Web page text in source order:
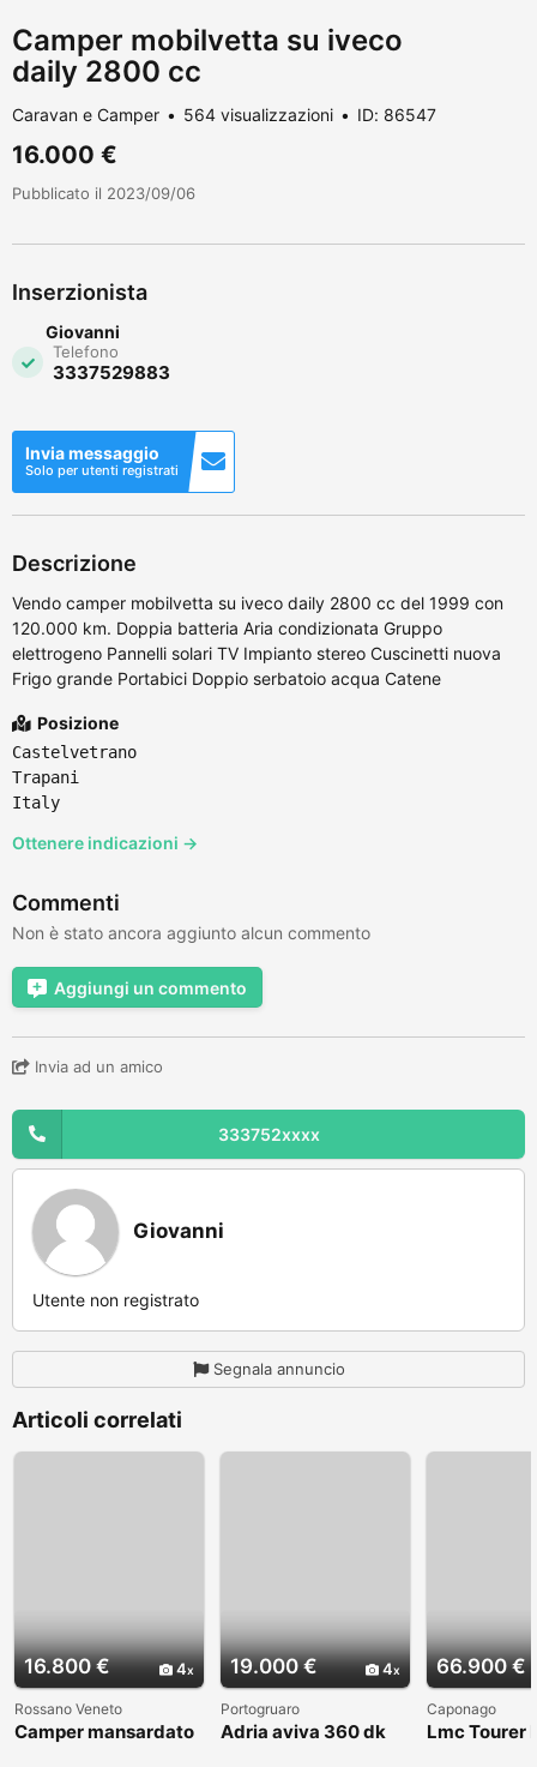
Camper mobilvetta su iveco
daily 2800 cc
Caravan e Camper 564 visualizzazioni ID: 86547
16.000 €
Pubblicato il 2023/09/06
Inserzionista
Giovanni
Telefono
3337529883
Invia messaggio
Solo per utenti registrati
Descrizione
Vendo camper mobilvetta su iveco daily 2800 cc del 1999 con
120.000 km. Doppia batteria Aria condizionata Gruppo
elettrogeno Pannelli solari TV Impianto stereo Cuscinetti nuova
Frigo grande Portabici Doppio serbatoio acqua Catene
Posizione
Castelvetrano
Trapani
Italy
Ottenere indicazioni →
Commenti
Non è stato ancora aggiunto alcun commento
Aggiungi un commento
Invia ad un amico
333752xxxx
Giovanni
Utente non registrato
Segnala annuncio
Articoli correlati
16.800 € 4
Rossano Veneto
Camper mansardato
19.000 € 4
Portogruaro
Adria aviva 360 dk
66.900 €
Caponago
Lmc Tourer